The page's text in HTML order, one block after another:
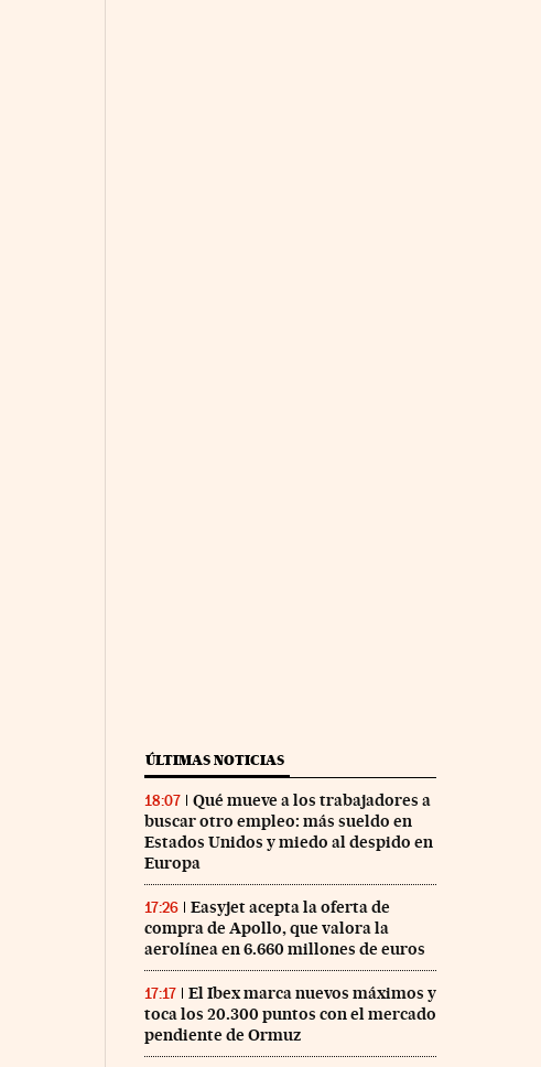
ÚLTIMAS NOTICIAS
18:07
Qué mueve a los trabajadores a
buscar otro empleo: más sueldo en
Estados Unidos y miedo al despido en
Europa
17:26
Easyjet acepta la oferta de
compra de Apollo, que valora la
aerolínea en 6.660 millones de euros
17:17
El Ibex marca nuevos máximos y
toca los 20.300 puntos con el mercado
pendiente de Ormuz